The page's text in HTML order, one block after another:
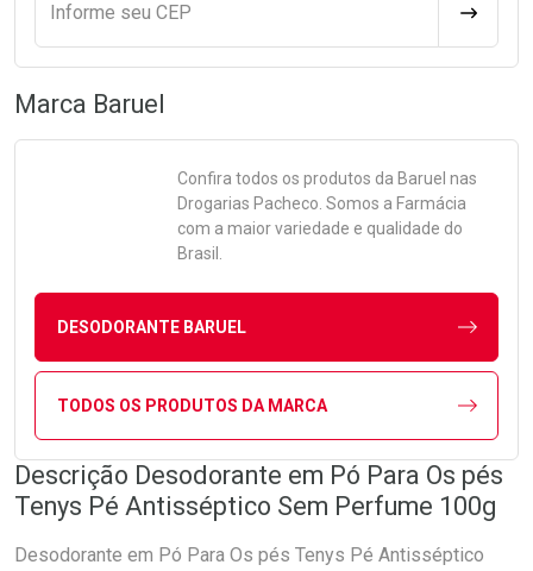
Informe seu CEP
Marca Baruel
Confira todos os produtos da Baruel nas
Drogarias Pacheco. Somos a Farmácia
com a maior variedade e qualidade do
Brasil.
DESODORANTE BARUEL
TODOS OS PRODUTOS DA MARCA
Descrição Desodorante em Pó Para Os pés
Tenys Pé Antisséptico Sem Perfume 100g
Desodorante em Pó Para Os pés Tenys Pé Antisséptico